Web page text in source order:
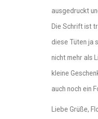
ausgedruckt
Die Schrift ist
diese Tüten ja
nicht mehr als
kleine
auch noch ein
Liebe Grüße,